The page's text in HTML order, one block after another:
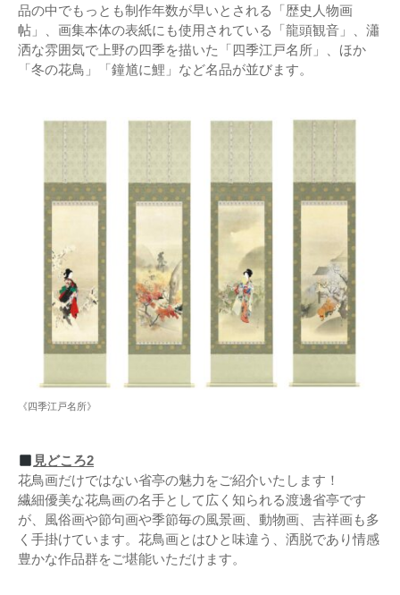
品の中でもっとも制作年数が早いとされる「歴史人物画
帖」、画集本体の表紙にも使用されている「龍頭観音」、瀟
洒な雰囲気で上野の四季を描いた「四季江戸名所」、ほか
「冬の花鳥」「鐘馗に鯉」など名品が並びます。
《四季江戸名所》
見どころ2
花鳥画だけではない省亭の魅力をご紹介いたします！
繊細優美な花鳥画の名手として広く知られる渡邊省亭です
が、風俗画や節句画や季節毎の風景画、動物画、吉祥画も多
く手掛けています。花鳥画とはひと味違う、洒脱であり情感
豊かな作品群をご堪能いただけます。